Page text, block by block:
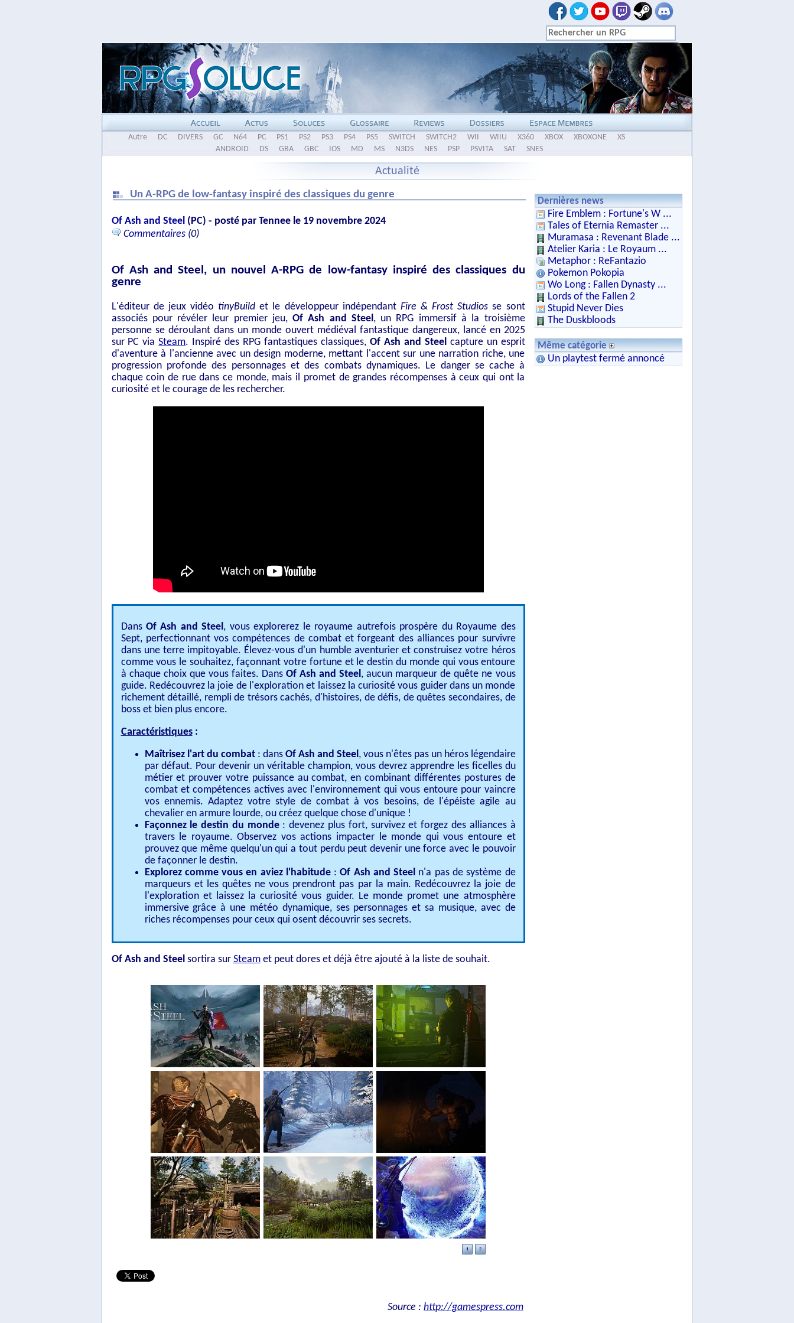
Autre DC DIVERS GC N64 PC PS1 PS2 PS3 PS4 PS5 SWITCH SWITCH2 WII WIIU X360 XBOX XBOXONE
XS
ANDROID
DS GBA GBC IOS MD MS N3DS NES PSP PSVITA SAT SNES
Actualité
Un A-RPG de low-fantasy inspiré des classiques du genre
Of Ash and Steel(PC) - posté par Tennee le 19 novembre 2024
Commentaires(0)
Of Ash and Steel, un nouvel A-RPG de low-fantasy inspiré des classiques du
genre
L'éditeur de jeux vidéo tinyBuild et le développeur indépendant Fire & Frost Studios se sont
associés pour révéler leur premier jeu,Of Ash and Steel , un RPG immersif à la troisième
personne se déroulant dans un monde ouvert médiéval fantastique dangereux, lancé en 2025
sur PC viaSteam. Inspiré des RPG fantastiques classiques, Of Ash and Steel capture un esprit
d'aventure à l'ancienne avec un design moderne, mettant l'accent sur une narration riche, une
progression profonde des personnages et des combats dynamiques. Le danger se cache à
chaque coin de rue dans ce monde, mais il promet de grandes récompenses à ceux qui ont la
curiosité et le courage de les rechercher.
Dans Of Ash and Steel , vous explorerez le royaume autrefois prospère du Royaume des
Sept, perfectionnant vos compétences de combat et forgeant des alliances pour survivre
dans une terre impitoyable. Élevez-vous d'un humble aventurier et construisez votre héros
comme vous le souhaitez, façonnant votre fortune et le destin du monde qui vous entoure
à chaque choix que vous faites. Dans Of Ash and Steel , aucun marqueur de quête ne vous
guide. Redécouvrez la joie de l'exploration et laissez la curiosité vous guider dans un monde
richement détaillé, rempli de trésors cachés, d'histoires, de défis, de quêtes secondaires, de
boss et bien plus encore.
Caractéristiques:
Maîtrisez l'art du combat: dans Of Ash and Steel , vous n'êtes pas un héros légendaire
par défaut. Pour devenir un véritable champion, vous devrez apprendre les ficelles du
métier et prouver votre puissance au combat, en combinant différentes postures de
combat et compétences actives avec l'environnement qui vous entoure pour vaincre
vos ennemis. Adaptez votre style de combat à vos besoins, de l'épéiste agile au
chevalier en armure lourde, ou créez quelque chose d'unique !
Façonnez le destin du monde: devenez plus fort, survivez et forgez des alliances à
travers le royaume. Observez vos actions impacter le monde qui vous entoure et
prouvez que même quelqu'un qui a tout perdu peut devenir une force avec le pouvoir
de façonner le destin.
Explorez comme vous en aviez l'habitude:Of Ash and Steel n'a pas de système de
marqueurs et les quêtes ne vous prendront pas par la main. Redécouvrez la joie de
l'exploration et laissez la curiosité vous guider. Le monde promet une atmosphère
immersive grâce à une météo dynamique, ses personnages et sa musique, avec de
riches récompenses pour ceux qui osent découvrir ses secrets.
Of Ash and Steel sortira sur Steamet peut dores et déjà être ajouté à la liste de souhait.
1 2
Source : http://gamespress.com
Dernières news
Fire Emblem : Fortune's W ...
Tales of Eternia Remaster ...
Muramasa : Revenant Blade ...
Atelier Karia : Le Royaum ...
Metaphor : ReFantazio
Pokemon Pokopia
Wo Long : Fallen Dynasty ...
Lords of the Fallen 2
Stupid Never Dies
The Duskbloods
Même catégorie
Un playtest fermé annoncé